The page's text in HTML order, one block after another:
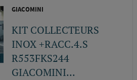
GIACOMINI
KIT COLLECTEURS
INOX +RACC.4.S
R553FKS244
GIACOMINI...